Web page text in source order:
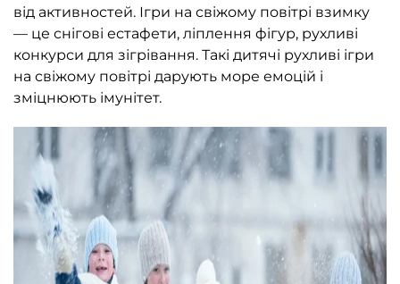
від активностей. Ігри на свіжому повітрі взимку
— це снігові естафети, ліплення фігур, рухливі
конкурси для зігрівання. Такі дитячі рухливі ігри
на свіжому повітрі дарують море емоцій і
зміцнюють імунітет.